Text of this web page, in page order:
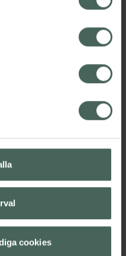
samtycke påverkar inte
skett innan återkallelsen.
cookies
Visa
Visa
inom